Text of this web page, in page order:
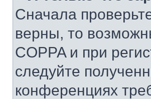
Сначала
верны, то
COPPA и при
следуйте
конференциях